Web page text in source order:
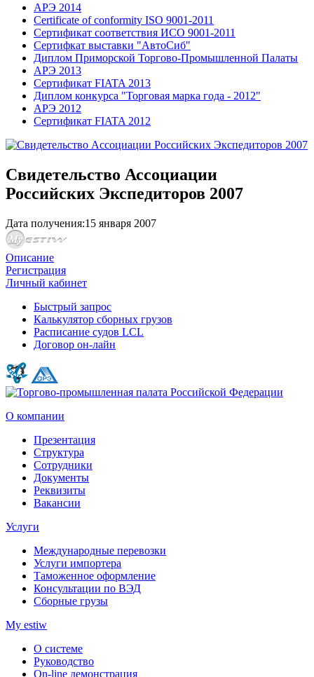
АРЭ 2014
Certificate of conformity ISO 9001-2011
Сертификат соответствия ИСО 9001-2011
Сертифкат выставки "АвтоСиб"
Диплом Приморской Торгово-Промышленной Палаты
АРЭ 2013
Сертификат FIATA 2013
Диплом конкурса "Торговая марка года - 2012"
АРЭ 2012
Сертификат FIATA 2012
Свидетельство Ассоциации
Российских Экспедиторов 2007
Дата получения:15 января 2007
Описание
Регистрация
Личный кабинет
Быстрый запрос
Калькулятор сборных грузов
Расписание судов LCL
Договор он-лайн
О компании
Презентация
Структура
Сотрудники
Документы
Реквизиты
Вакансии
Услуги
Международные перевозки
Услуги импортера
Таможенное оформление
Консультации по ВЭД
Сборные грузы
My estiw
О системе
Руководство
On-line демонстрация